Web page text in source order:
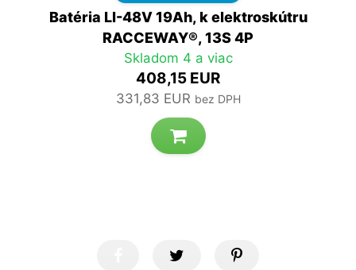
Batéria LI-48V 19Ah, k elektroskútru
RACCEWAY®, 13S 4P
Skladom 4 a viac
408,15 EUR
331,83 EUR bez DPH